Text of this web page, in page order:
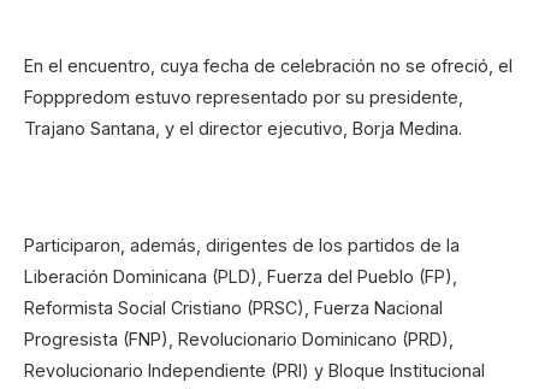
En el encuentro, cuya fecha de celebración no se ofreció, el
Fopppredom estuvo representado por su presidente,
Trajano Santana, y el director ejecutivo, Borja Medina.
Participaron, además, dirigentes de los partidos de la
Liberación Dominicana (PLD), Fuerza del Pueblo (FP),
Reformista Social Cristiano (PRSC), Fuerza Nacional
Progresista (FNP), Revolucionario Dominicano (PRD),
Revolucionario Independiente (PRI) y Bloque Institucional